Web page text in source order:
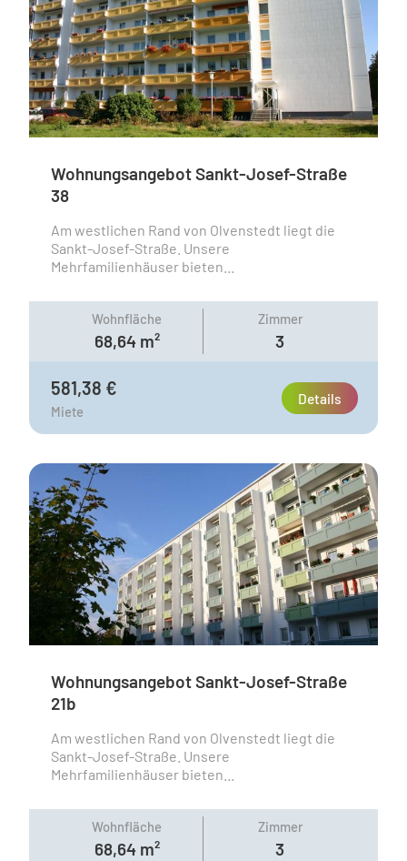
Wohnungsangebot Sankt-Josef-Straße
38
Am westlichen Rand von Olvenstedt liegt die
Sankt-Josef-Straße. Unsere
Mehrfamilienhäuser bieten...
Wohnfläche
68,64 m²
Zimmer
3
581,38 €
Miete
Details
Wohnungsangebot Sankt-Josef-Straße
21b
Am westlichen Rand von Olvenstedt liegt die
Sankt-Josef-Straße. Unsere
Mehrfamilienhäuser bieten...
Wohnfläche
68,64 m²
Zimmer
3